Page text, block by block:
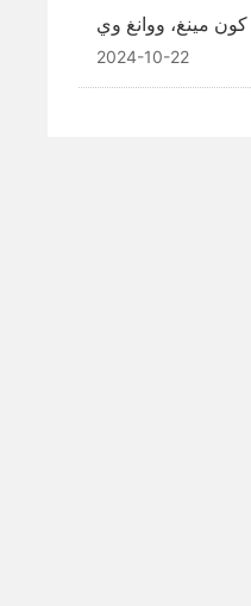
هانتشنغ».
كون مينغ، ووانغ وي
ون، وغيرهم بزيارة
2024-10-22